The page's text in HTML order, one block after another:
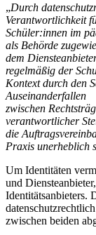
„Durch
Verantwortlichkeit
Schüler:innen im
als Behörde
dem
regelmäßig der
Kontext durch den
Auseinanderfallen
zwischen
verantwortlicher
die
Praxis unerheblich
Um Identitäten
und
Identitätsanbieters.
zwischen beiden